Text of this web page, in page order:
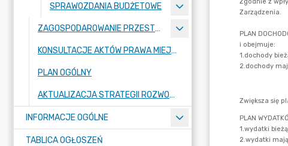
SPRAWOZDANIA BUDŻETOWE
ZAGOSPODAROWANIE PRZESTRZENNE
KONSULTACJE AKTÓW PRAWA MIEJSCOWEGO I INNYCH AKTÓW PRAWNYCH
PLAN OGÓLNY
AKTUALIZACJA STRATEGII ROZWOJU GMINY RASZYN
INFORMACJE OGÓLNE
TABLICA OGŁOSZEŃ